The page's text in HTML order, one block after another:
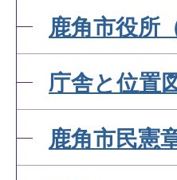
鹿角市役所
庁舎と位置
鹿角市民憲